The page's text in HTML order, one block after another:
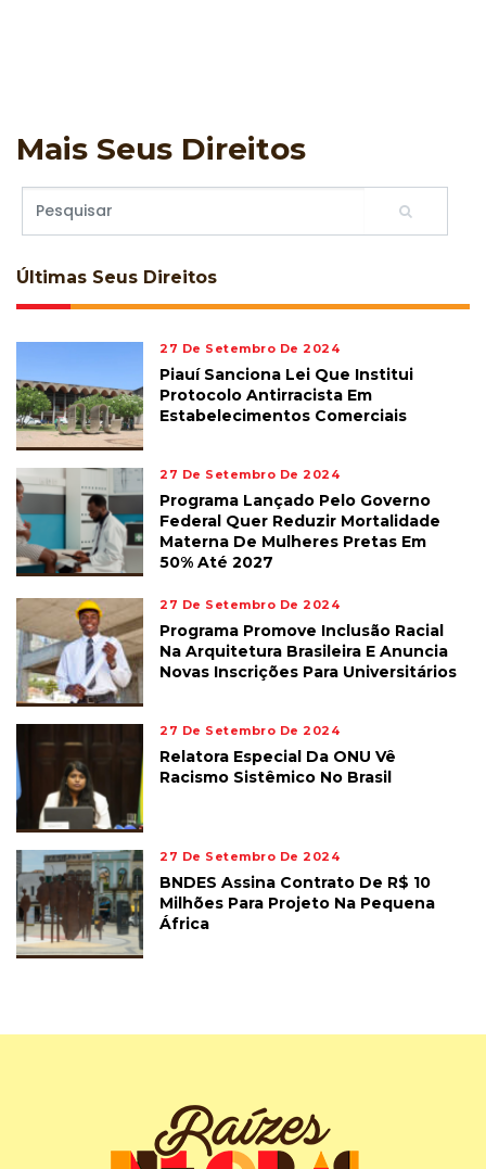
Mais Seus Direitos
Últimas Seus Direitos
27 De Setembro De 2024
Piauí Sanciona Lei Que Institui
Protocolo Antirracista Em
Estabelecimentos Comerciais
27 De Setembro De 2024
Programa Lançado Pelo Governo
Federal Quer Reduzir Mortalidade
Materna De Mulheres Pretas Em
50% Até 2027
27 De Setembro De 2024
Programa Promove Inclusão Racial
Na Arquitetura Brasileira E Anuncia
Novas Inscrições Para Universitários
27 De Setembro De 2024
Relatora Especial Da ONU Vê
Racismo Sistêmico No Brasil
27 De Setembro De 2024
BNDES Assina Contrato De R$ 10
Milhões Para Projeto Na Pequena
África